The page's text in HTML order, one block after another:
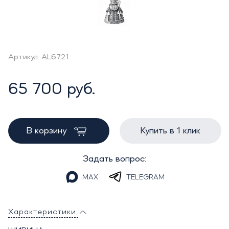
Артикул: AL6721
65 700 руб.
В корзину Купить в 1 клик
Задать вопрос:
MAX TELEGRAM
Характеристики: